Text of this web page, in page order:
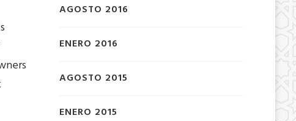
AGOSTO 2016
ENERO 2016
AGOSTO 2015
ENERO 2015